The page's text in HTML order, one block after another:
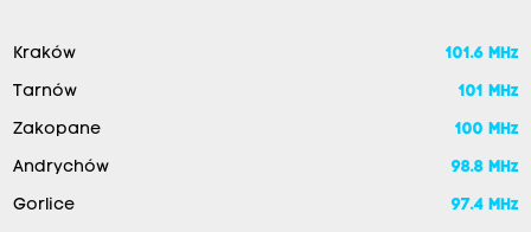
Kraków 101.6 MHz
Tarnów 101 MHz
Zakopane 100 MHz
Andrychów 98.8 MHz
Gorlice 97.4 MHz